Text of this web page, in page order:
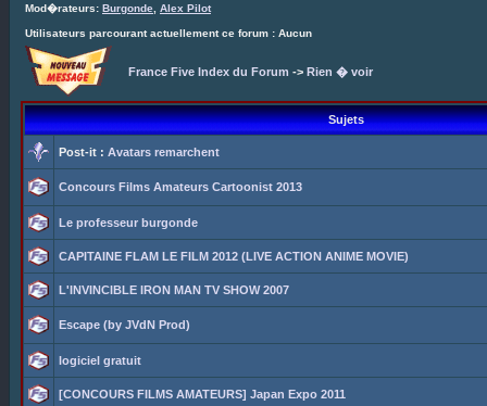
Mod�rateurs: Burgonde Alex Pilot
Utilisateurs parcourant actuellement ce forum : Aucun
France Five Index du Forum -> Rien � voir
Sujets
Post-it : Avatars remarchent
Concours Films Amateurs Cartoonist 2013
Le professeur burgonde
CAPITAINE FLAM LE FILM 2012 (LIVE ACTION ANIME MOVIE)
L'INVINCIBLE IRON MAN TV SHOW 2007
Escape (by JVdN Prod)
logiciel gratuit
[CONCOURS FILMS AMATEURS] Japan Expo 2011